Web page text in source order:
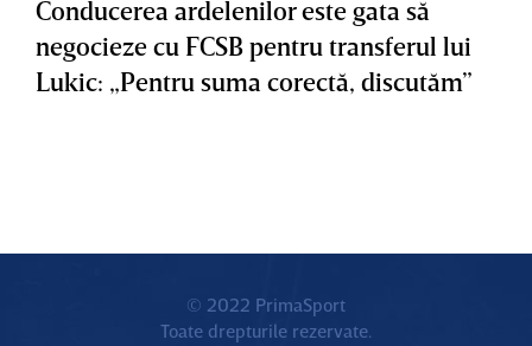
Conducerea ardelenilor este gata să
negocieze cu FCSB pentru transferul lui
Lukic: „Pentru suma corectă, discutăm”
© 2022 PrimaSport
Toate drepturile rezervate.